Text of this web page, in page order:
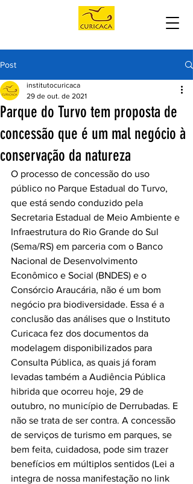
Post
Parque do Turvo tem proposta de
concessão que é um mal negócio à
conservação da natureza
institutocuricaca
29 de out. de 2021
O processo de concessão do uso
público no Parque Estadual do Turvo,
que está sendo conduzido pela
Secretaria Estadual de Meio Ambiente e
Infraestrutura do Rio Grande do Sul
(Sema/RS) em parceria com o Banco
Nacional de Desenvolvimento
Econômico e Social (BNDES) e o
Consórcio Araucária, não é um bom
negócio pra biodiversidade. Essa é a
conclusão das análises que o Instituto
Curicaca fez dos documentos da
modelagem disponibilizados para
Consulta Pública, as quais já foram
levadas também a Audiência Pública
hibrida que ocorreu hoje, 29 de
outubro, no município de Derrubadas. E
não se trata de ser contra. A concessão
de serviços de turismo em parques, se
bem feita, cuidadosa, pode sim trazer
benefícios em múltiplos sentidos (Lei a
integra de nossa manifestação no link